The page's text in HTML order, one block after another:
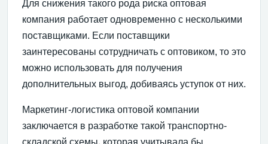
Для снижения такого рода риска оптовая
компания работает одновременно с несколькими
поставщиками. Если поставщики
заинтересованы сотрудничать с оптовиком, то это
можно использовать для получения
дополнительных выгод, добиваясь уступок от них.
Маркетинг-логистика оптовой компании
заключается в разработке такой транспортно-
складской схемы, которая учитывала бы